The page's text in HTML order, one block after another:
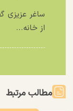
ساغر عزیزی
از خانه...
مطالب مرتبط